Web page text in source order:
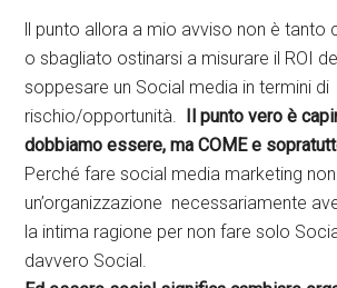
ll punto allora a mio avviso non è tanto
o sbagliato ostinarsi a misurare il ROI
soppesare un Social media in termini di
rischio/opportunità. Il punto vero è
dobbiamo essere, ma COME e
Perché fare social media marketing
un’organizzazione necessariamente
la intima ragione per non fare solo
davvero Social.